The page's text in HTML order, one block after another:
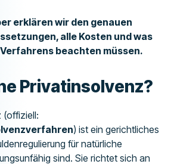
erklären wir den genauen
alle Kosten und was
beachten müssen.
Privatinsolvenz?
(offiziell:
) ist ein gerichtliches
für natürliche
sind. Sie richtet sich an